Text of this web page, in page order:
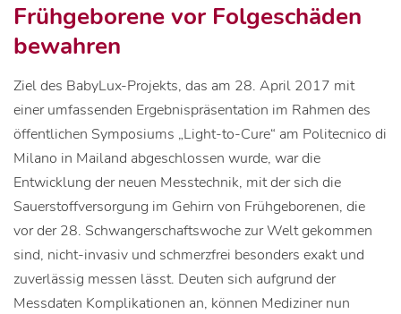
Frühgeborene vor Folgeschäden
bewahren
Ziel des BabyLux-Projekts, das am 28. April 2017 mit
einer umfassenden Ergebnispräsentation im Rahmen des
öffentlichen Symposiums „Light-to-Cure“ am Politecnico di
Milano in Mailand abgeschlossen wurde, war die
Entwicklung der neuen Messtechnik, mit der sich die
Sauerstoffversorgung im Gehirn von Frühgeborenen, die
vor der 28. Schwangerschaftswoche zur Welt gekommen
sind, nicht-invasiv und schmerzfrei besonders exakt und
zuverlässig messen lässt. Deuten sich aufgrund der
Messdaten Komplikationen an, können Mediziner nun